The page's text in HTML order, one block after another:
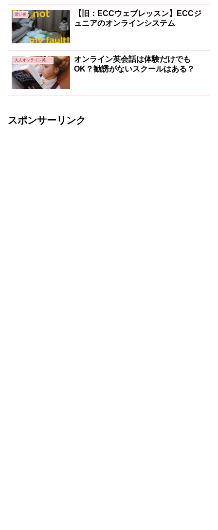
習い事
【旧：ECCウェブレッスン】ECCジ
ュニアのオンラインシステム
大人オンライン英会話
オンライン英会話は体験だけでも
OK？勧誘がないスクールはある？
スポンサーリンク